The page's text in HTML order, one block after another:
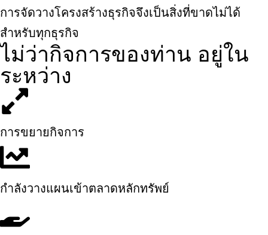
การจัดวางโครงสร้างธุรกิจจึงเป็นสิ่งที่ขาดไม่ได้
สำหรับทุกธุรกิจ
ไม่ว่ากิจการของท่าน อยู่ใน
ระหว่าง
การขยายกิจการ
กำลังวางแผนเข้าตลาดหลักทรัพย์